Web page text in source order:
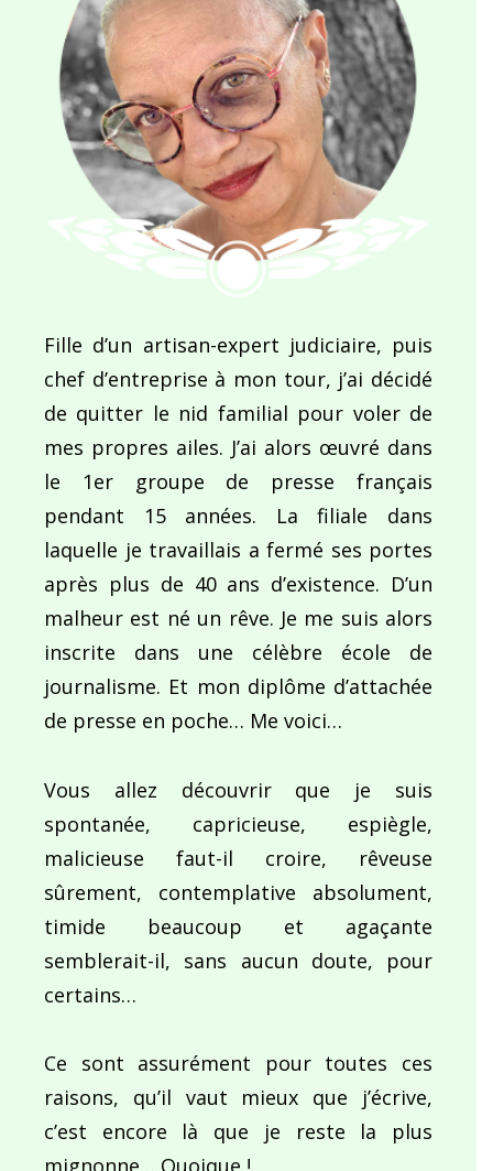
Fille d’un artisan-expert judiciaire, puis
chef d’entreprise à mon tour, j’ai décidé
de quitter le nid familial pour voler de
mes propres ailes. J’ai alors œuvré dans
le 1er groupe de presse français
pendant 15 années. La filiale dans
laquelle je travaillais a fermé ses portes
après plus de 40 ans d’existence. D’un
malheur est né un rêve. Je me suis alors
inscrite dans une célèbre école de
journalisme. Et mon diplôme d’attachée
de presse en poche… Me voici…
Vous allez découvrir que je suis
spontanée, capricieuse, espiègle,
malicieuse faut-il croire, rêveuse
sûrement, contemplative absolument,
timide beaucoup et agaçante
semblerait-il, sans aucun doute, pour
certains…
Ce sont assurément pour toutes ces
raisons, qu’il vaut mieux que j’écrive,
c’est encore là que je reste la plus